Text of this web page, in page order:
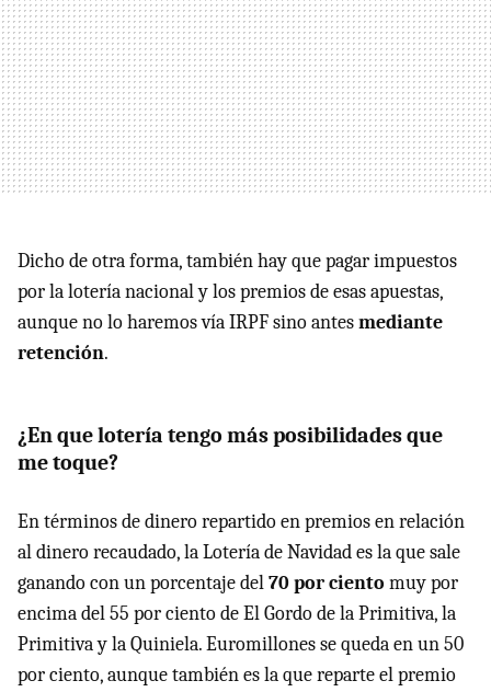
Dicho de otra forma, también hay que pagar impuestos
por la lotería nacional y los premios de esas apuestas,
aunque no lo haremos vía IRPF sino antesmediante
retención.
¿En que lotería tengo más posibilidades que
me toque?
En términos de dinero repartido en premios en relación
al dinero recaudado, la Lotería de Navidad es la que sale
ganando con un porcentaje del70 por ciento muy por
encima del 55 por ciento de El Gordo de la Primitiva, la
Primitiva y la Quiniela. Euromillones se queda en un 50
por ciento, aunque también es la que reparte el premio